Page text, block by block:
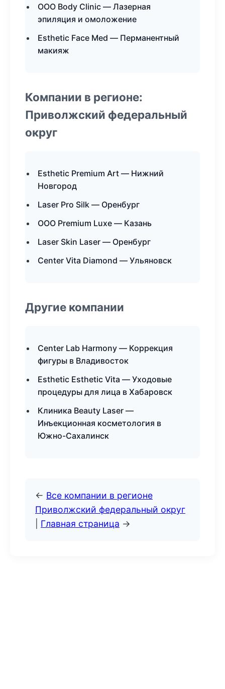
ООО Body Clinic — Лазерная
эпиляция и омоложение
Esthetic Face Med — Перманентный
макияж
Компании в регионе:
Приволжский федеральный
округ
Esthetic Premium Art — Нижний
Новгород
Laser Pro Silk — Оренбург
ООО Premium Luxe — Казань
Laser Skin Laser — Оренбург
Center Vita Diamond — Ульяновск
Другие компании
Center Lab Harmony — Коррекция
фигуры в Владивосток
Esthetic Esthetic Vita — Уходовые
процедуры для лица в Хабаровск
Клиника Beauty Laser —
Инъекционная косметология в
Южно-Сахалинск
← Все компании в регионе
Приволжский федеральный округ
Главная страница →